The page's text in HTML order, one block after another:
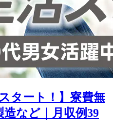
タート！】寮費無
など｜月収例39